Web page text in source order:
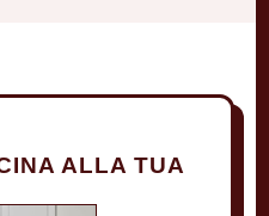
ALLA TUA